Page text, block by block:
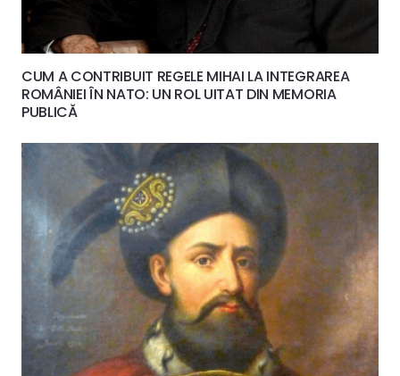
CUM A CONTRIBUIT REGELE MIHAI LA INTEGRAREA
ROMÂNIEI ÎN NATO: UN ROL UITAT DIN MEMORIA
PUBLICĂ